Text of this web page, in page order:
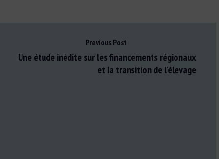
Previous Post
Une étude inédite sur les financements régionaux
et la transition de l'élevage